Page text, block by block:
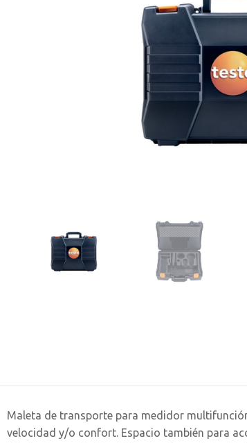
Maleta de transporte para medidor
velocidad y/o confort. Espacio también para